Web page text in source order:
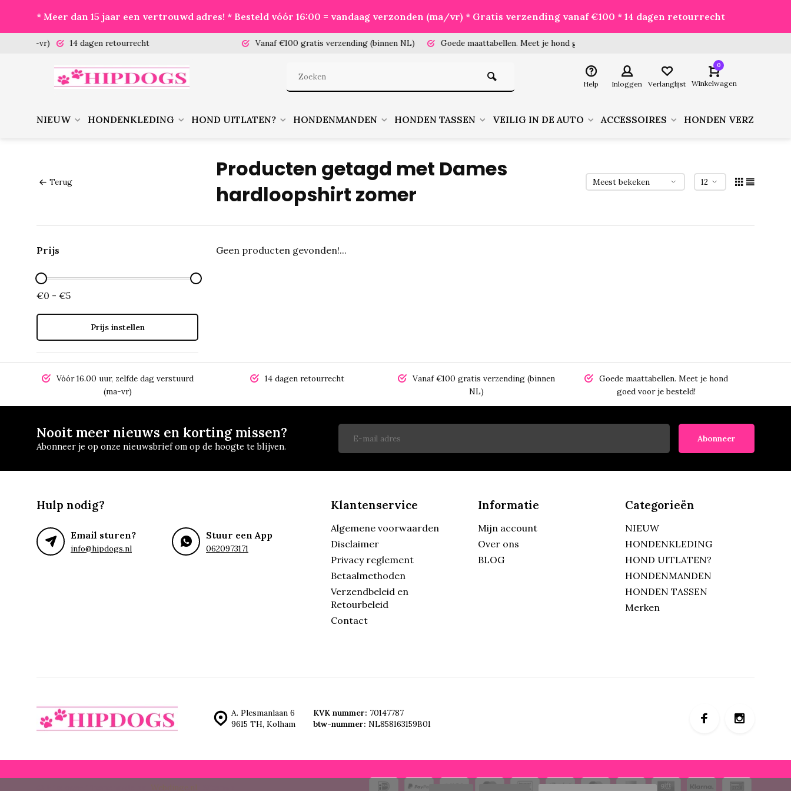
* Meer dan 15 jaar een vertrouwd adres! * Besteld vóór 16:00 = vandaag verzonden (ma/vr) * Gratis verzending vanaf €100 * 14 dagen retourrecht
14 dagen retourrecht Vanaf €100 gratis verzending (binnen NL) Goede maattabellen.Meet je hond goed voor je besteld!
Help Inloggen Verlanglijst
0
Winkelwagen
NIEUW HONDENKLEDING HOND UITLATEN? HONDENMANDEN HONDEN TASSEN VEILIG IN DE AUTO ACCESSOIRES HONDEN
Terug
Producten getagd met Dames
hardloopshirt zomer
Prijs
€0 - €5
Prijs instellen
Geen producten gevonden!...
Vóór 16.00 uur, zelfde dag verstuurd
(ma-vr)
14 dagen retourrecht
Vanaf €100 gratis verzending (binnen
NL)
Goede maattabellen. Meet je hond
goed voor je besteld!
Nooit meer nieuws en korting missen?
Abonneer je op onze nieuwsbrief om op de hoogte te blijven.
Abonneer
Hulp nodig?
Email sturen?
info@hipdogs.nl
Stuur een App
0620973171
Klantenservice
Algemene voorwaarden
Disclaimer
Privacy reglement
Betaalmethoden
Verzendbeleid en
Retourbeleid
Contact
Informatie
Mijn account
Over ons
BLOG
Categorieën
NIEUW
HONDENKLEDING
HOND UITLATEN?
HONDENMANDEN
HONDEN TASSEN
Merken
A. Plesmanlaan 6
9615 TH, Kolham
KVK nummer: 70147787
btw-nummer: NL858163159B01